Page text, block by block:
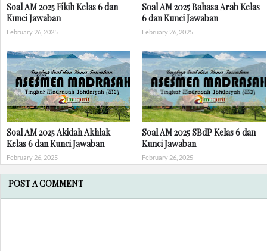
Soal AM 2025 Fikih Kelas 6 dan
Kunci Jawaban
February 26, 2025
Soal AM 2025 Bahasa Arab Kelas
6 dan Kunci Jawaban
February 26, 2025
Soal AM 2025 Akidah Akhlak
Kelas 6 dan Kunci Jawaban
February 26, 2025
Soal AM 2025 SBdP Kelas 6 dan
Kunci Jawaban
February 26, 2025
POST A COMMENT